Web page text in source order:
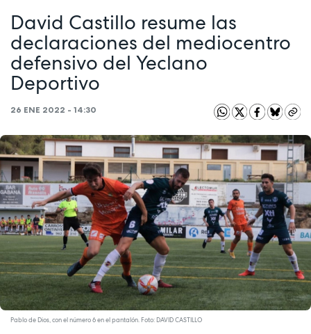
David Castillo resume las
declaraciones del mediocentro
defensivo del Yeclano
Deportivo
26 ENE 2022 - 14:30
Pablo de Dios, con el número 6 en el pantalón. Foto: DAVID CASTILLO